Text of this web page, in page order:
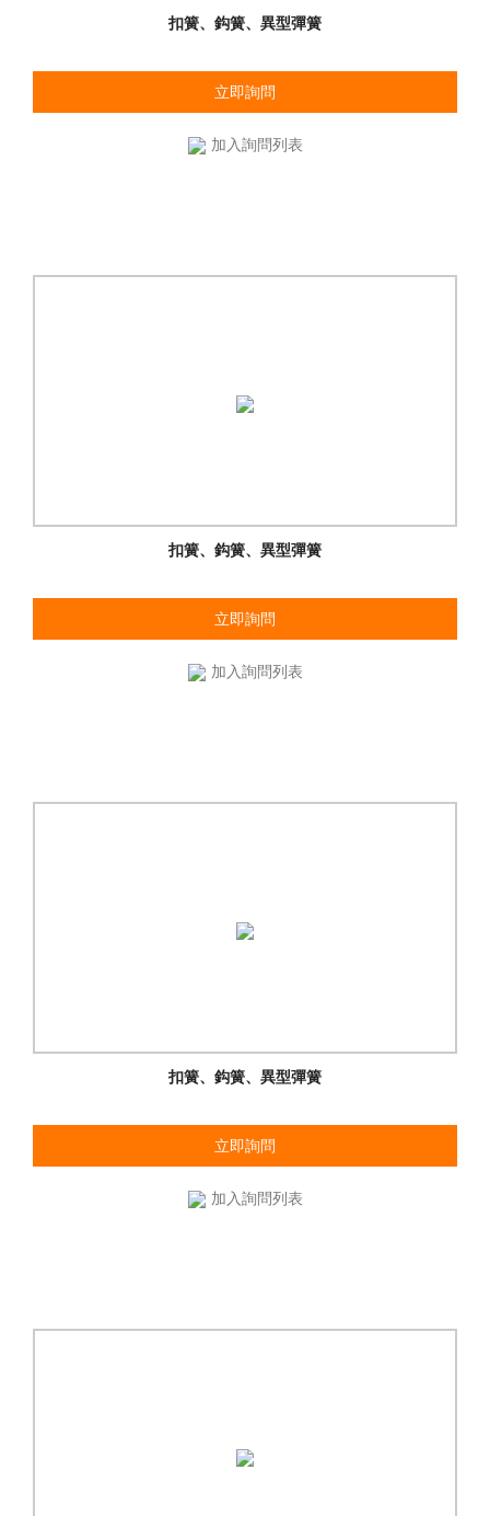
扣簧、鈎簧、異型彈簧
立即詢問
加入詢問列表
扣簧、鈎簧、異型彈簧
立即詢問
加入詢問列表
扣簧、鈎簧、異型彈簧
立即詢問
加入詢問列表